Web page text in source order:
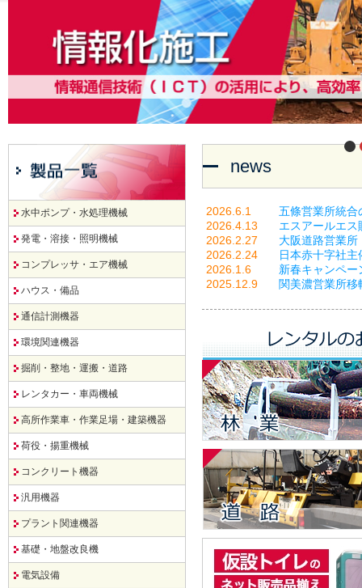
news
2026.6.1
五條営業所統合
2026.4.13
エスアールエ
2026.2.27
大阪道路営業
2026.2.24
日本赤十字社
2026.1.6
新春キャンペー
2025.12.9
関美濃営業所移
水中ポンプ・水処理機械
発電・溶接・照明機械
コンプレッサ・エア機械
ハウス・備品
通信計測機器
環境関連機器
掘削・整地・運搬・道路
レンタカー・車両機械
高所作業車・作業足場・建築機器
荷役・揚重機械
コンクリート機器
汎用機器
プラント関連機器
基礎・地盤改良機
電気設備